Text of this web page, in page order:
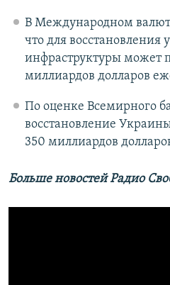
В Международном
что для восстановления
инфраструктуры может
миллиардов долларов
По оценке Всемирного
восстановление
350 миллиардов
Больше новостей Радио